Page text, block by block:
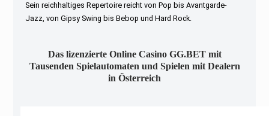
Sein reichhaltiges Repertoire reicht von Pop bis Avantgarde-
Jazz, von Gipsy Swing bis Bebop und Hard Rock.
Das lizenzierte Online Casino GG.BET mit
Tausenden Spielautomaten und Spielen mit Dealern
in Österreich